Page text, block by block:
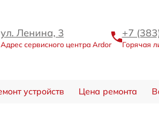
ул. Ленина, 3
Адрес сервисного центра Ardor
+7
Горячая
устройств Цена ремонта